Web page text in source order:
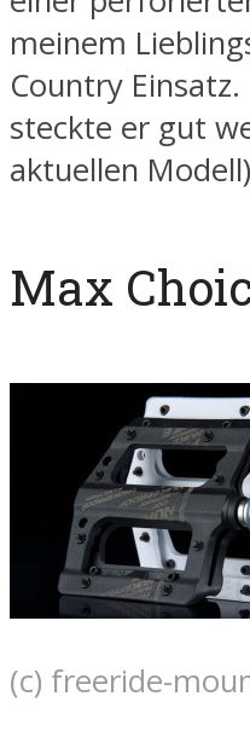
meinem
Country
steckte er gut
aktuellen Modell)
Max
(c) freeride-